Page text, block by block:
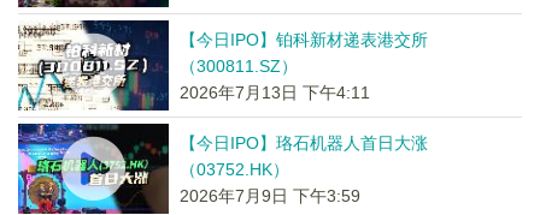
【今日IPO】铂科新材递表港交所
（300811.SZ）
2026年7月13日 下午4:11
【今日IPO】珞石机器人首日大涨
（03752.HK）
2026年7月9日 下午3:59